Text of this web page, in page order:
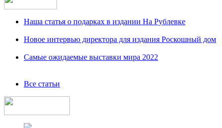
Наша статья о подарках в издании На Рублевке
Новое интервью директора для издания Роскошный дом
Самые ожидаемые выставки мира 2022
Все статьи